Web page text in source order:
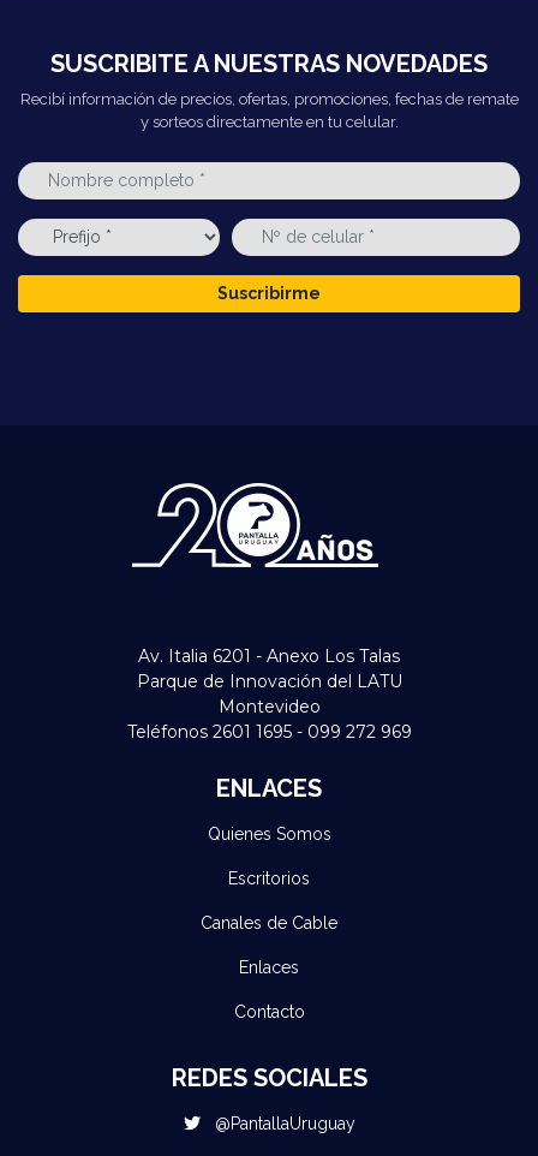
SUSCRIBITE A NUESTRAS NOVEDADES
Recibí información de precios, ofertas, promociones, fechas de remate
y sorteos directamente en tu celular.
Suscribirme
Av. Italia 6201 - Anexo Los Talas
Parque de Innovación del LATU
Montevideo
Teléfonos 2601 1695 - 099 272 969
ENLACES
Quienes Somos
Escritorios
Canales de Cable
Enlaces
Contacto
REDES SOCIALES
@PantallaUruguay